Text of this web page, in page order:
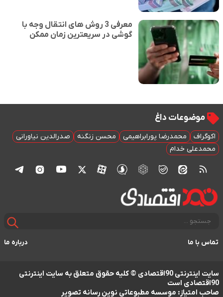
معرفی 3 روش های انتقال وجه با
گوشی در سریعترین زمان ممکن
موضوعات داغ
اکوگراف محمدرضا پورابراهیمی محسن زنگنه
صدرالدین نیاورانی
محمدعلی خدام
تماس با ما درباره ما
سایت اینترنتی 90اقتصادی © کلیه حقوق متعلق به سایت اینترنتی
90اقتصادی است
صاحب امتیاز: موسسه مطبوعاتی نوین رسانه تصویر